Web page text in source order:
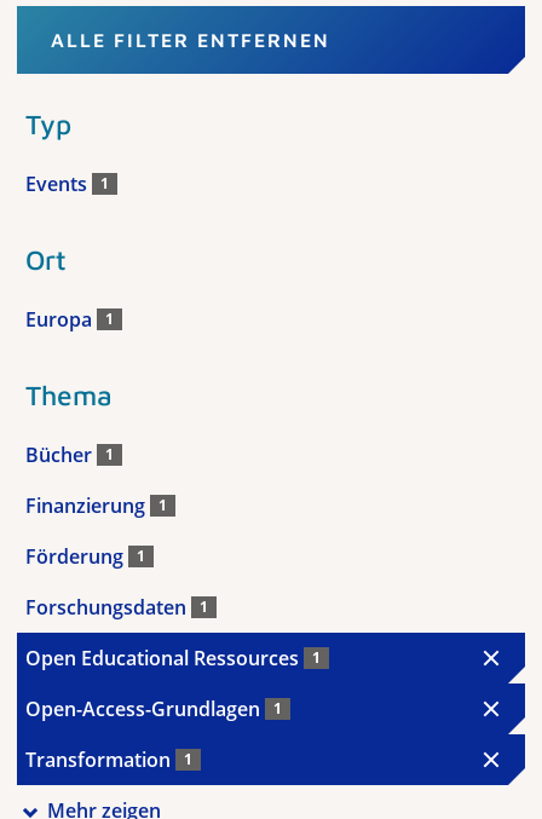
ALLE FILTER ENTFERNEN
Typ
Events 1
Ort
Europa 1
Thema
Bücher 1
Finanzierung 1
Förderung 1
Forschungsdaten 1
Open Educational Ressources 1
Open-Access-Grundlagen 1
Transformation 1
Mehr zeigen